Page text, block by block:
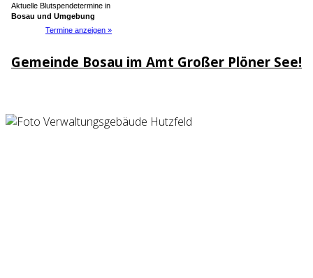
Aktuelle Blutspendetermine in
Bosau und Umgebung
Termine anzeigen »
Gemeinde­ Bosau im Amt Großer Plöner See!